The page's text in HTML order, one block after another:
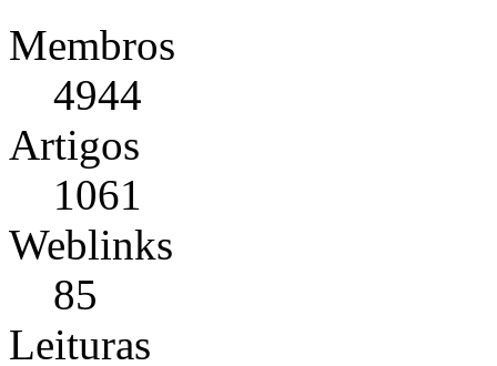
Membros
4944
Artigos
1061
Weblinks
85
Leituras